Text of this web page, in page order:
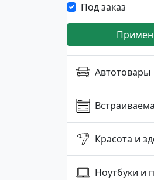
Под заказ
Автотовары
Красота и
Ноутбуки и